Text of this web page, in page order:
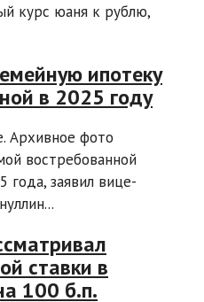
курс юаня к рублю,
ипотеку
в 2025 году
Архивное фото
востребованной
года, заявил вице-
ставки в
100 б.п.